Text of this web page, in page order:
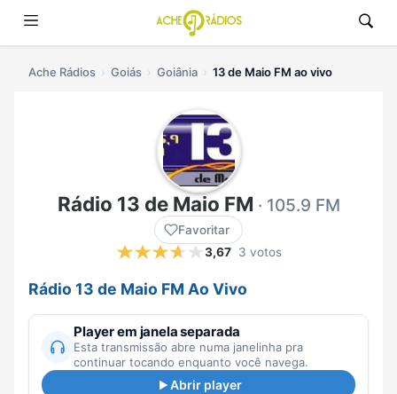
Ache Rádios Goiás Goiânia 13 de Maio FM ao vivo
Rádio 13 de Maio FM · 105.9 FM
Favoritar
3,67 3 votos
Rádio 13 de Maio FM Ao Vivo
Player em janela separada
Esta transmissão abre numa janelinha pra
continuar tocando enquanto você navega.
Abrir player